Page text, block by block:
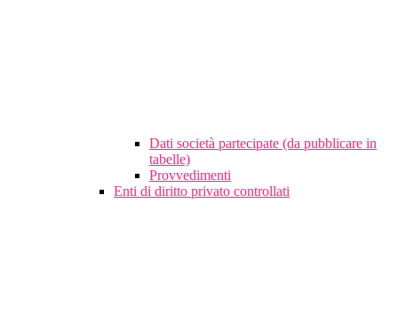
Dati società partecipate (da pubblicare in
tabelle)
Provvedimenti
Enti di diritto privato controllati